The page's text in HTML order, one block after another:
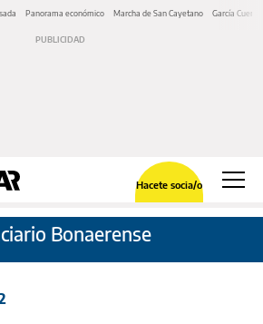
Panorama económico Marcha de San Cayetano García Cuerva
Hacete socia/o
Bonaerense